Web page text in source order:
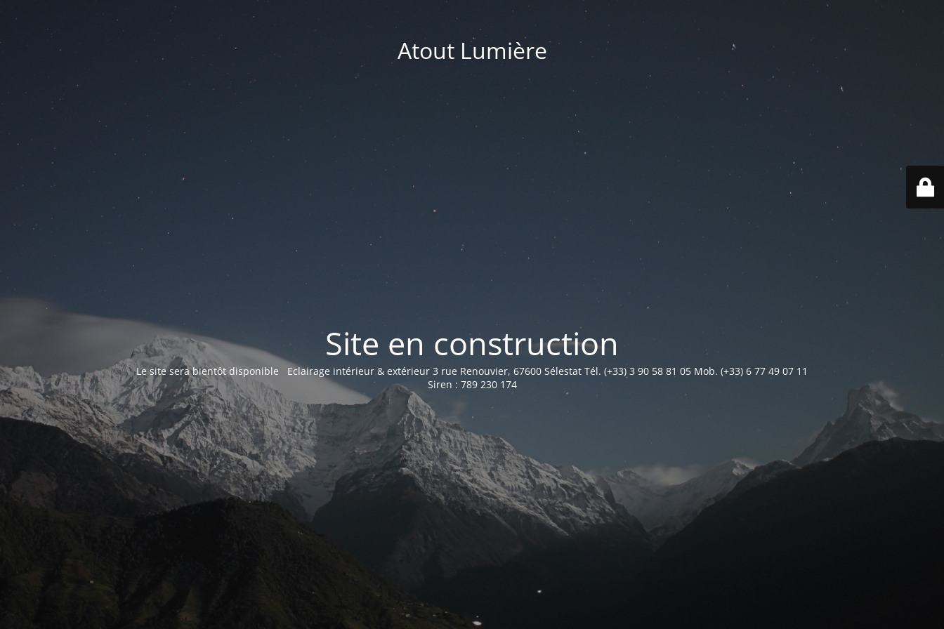
Atout Lumière
Site en construction
Le site sera bientôt disponible Eclairage intérieur & extérieur 3 rue Renouvier, 67600 Sélestat Tél. (+33) 3 90 58 81 05 Mob. (+33) 6 77 49 07 11
Siren : 789 230 174